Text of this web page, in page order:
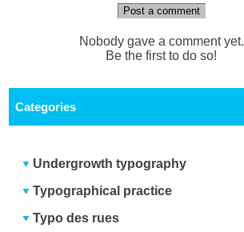
Post a comment
Nobody gave a comment yet.
Be the first to do so!
Categories
Undergrowth typography
Typographical practice
Typo des rues